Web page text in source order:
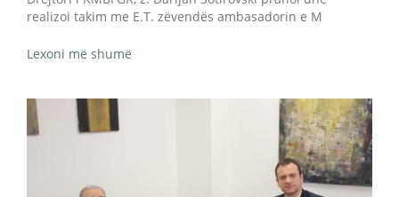
realizoi takim me E.T. zëvendës ambasadorin e M
Lexoni më shumë